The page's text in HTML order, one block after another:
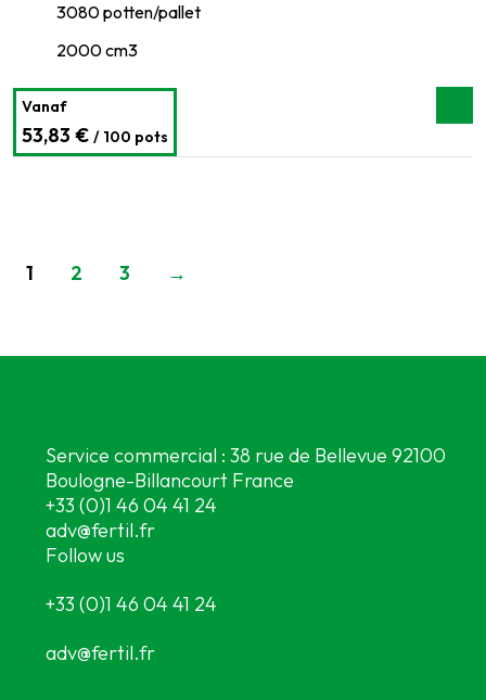
3080 potten/pallet
2000 cm3
Vanaf
53,83 € / 100 pots
1 2 3 →
Service commercial : 38 rue de Bellevue 92100
Boulogne-Billancourt France
+33 (0)1 46 04 41 24
adv@fertil.fr
Follow us
+33 (0)1 46 04 41 24
adv@fertil.fr